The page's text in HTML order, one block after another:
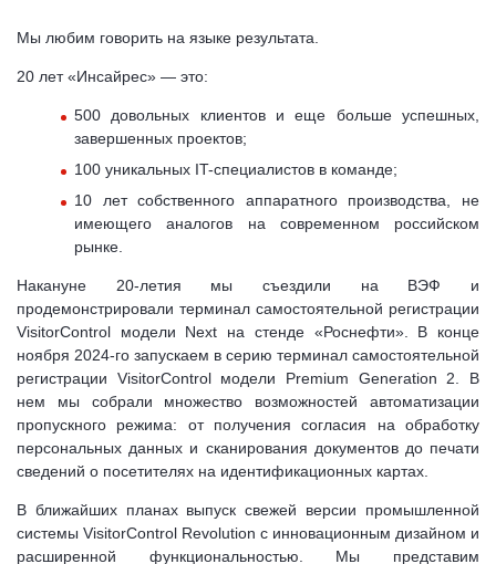
Мы любим говорить на языке результата.
20 лет «Инсайрес» — это:
500 довольных клиентов и еще больше успешных,
завершенных проектов;
100 уникальных IT-специалистов в команде;
10 лет собственного аппаратного производства, не
имеющего аналогов на современном российском
рынке.
Накануне 20-летия мы съездили на ВЭФ и
продемонстрировали терминал самостоятельной регистрации
VisitorControl модели Next на стенде «Роснефти». В конце
ноября 2024-го запускаем в серию терминал самостоятельной
регистрации VisitorControl модели Premium Generation 2. В
нем мы собрали множество возможностей автоматизации
пропускного режима: от получения согласия на обработку
персональных данных и сканирования документов до печати
сведений о посетителях на идентификационных картах.
В ближайших планах выпуск свежей версии промышленной
системы VisitorControl Revolution с инновационным дизайном и
расширенной функциональностью. Мы представим